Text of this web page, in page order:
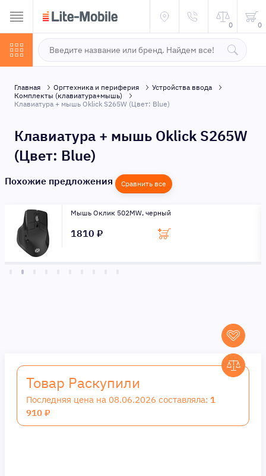
0 0
Главная Оргтехника и периферия
Устройства ввода
Комплекты (клавиатура+мышь)
Клавиатура + мышь Oklick S265W (Цвет: Blue)
Клавиатура + мышь Oklick S265W
(Цвет: Blue)
Похожие предложения Сравнить все
Мышь Оклик 502MW, черный
1810 ₽
Товар Раскупили
Последняя цена на 08.06.2026 составляла: 1
910 ₽